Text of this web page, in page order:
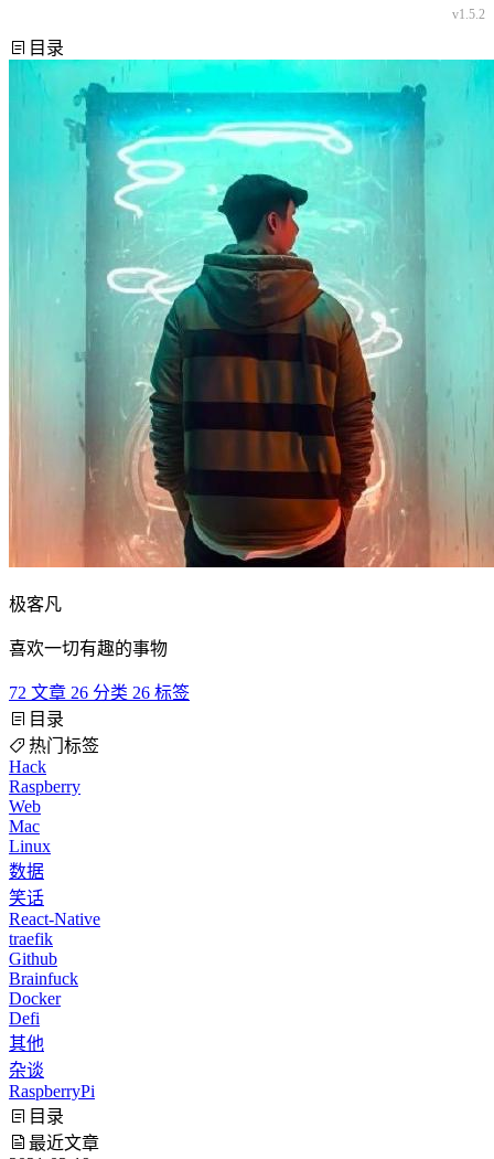
v1.5.2
目录
极客凡
喜欢一切有趣的事物
72 文章 26 分类 26 标签
目录
热门标签
Hack
Raspberry
Web
Mac
Linux
数据
笑话
React-Native
traefik
Github
Brainfuck
Docker
Defi
其他
杂谈
RaspberryPi
目录
最近文章